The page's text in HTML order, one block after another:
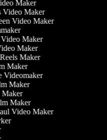
Maker
Video Maker
Video Maker
Video Maker
Maker
Reels Maker
Maker
Videomaker
Maker
Maker
Maker
Video Maker